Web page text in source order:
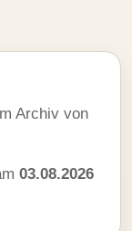
Archiv von
03.08.2026